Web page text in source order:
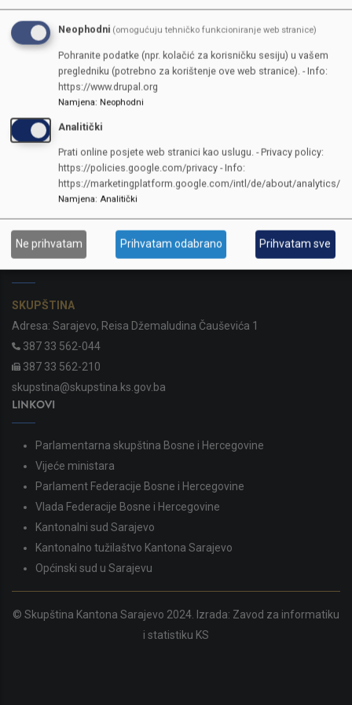
SKUPŠTINA
Adresa: Sarajevo, Reisa Džemaludina Čauševića 1
387 33 562-044
387 33 562-210
skupstina@skupstina.ks.gov.ba
LINKOVI
Parlamentarna skupština Bosne i Hercegovine
Vijeće ministara
Parlament Federacije Bosne i Hercegovine
Vlada Federacije Bosne i Hercegovine
Kantonalni sud Sarajevo
Kantonalno tužilaštvo Kantona Sarajevo
Općinski sud u Sarajevu
© Skupština Kantona Sarajevo 2024. Izrada: Zavod za informatiku
i statistiku KS
Neophodni (omogućuju tehničko funkcioniranje web stranice)
Pohranite podatke (npr. kolačić za korisničku sesiju) u vašem
pregledniku (potrebno za korištenje ove web stranice). - Info:
https://www.drupal.org
Namjena: Neophodni
Analitički
Prati online posjete web stranici kao uslugu. - Privacy policy:
https://policies.google.com/privacy - Info:
https://marketingplatform.google.com/intl/de/about/analytics/
Namjena: Analitički
Ne prihvatam Prihvatam odabrano Prihvatam sve